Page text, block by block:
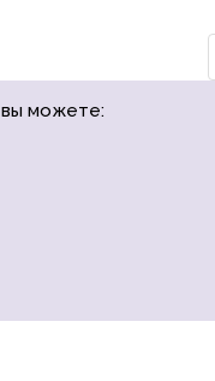
вы можете: